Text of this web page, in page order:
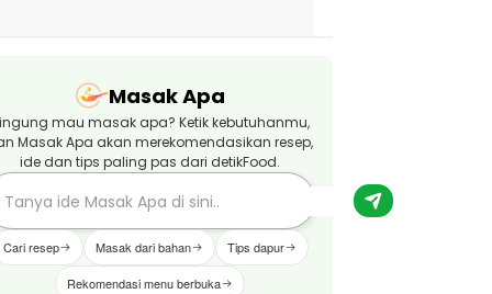
Masak Apa
mau masak apa? Ketik kebutuhanmu,
Masak Apa akan merekomendasikan resep,
ide dan tips paling pas dari detikFood.
Cari resep Masak dari bahan Tips dapur
Rekomendasi menu berbuka